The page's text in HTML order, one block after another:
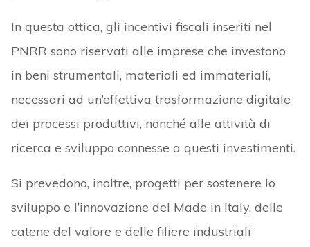
In questa ottica, gli incentivi fiscali inseriti nel
PNRR sono riservati alle imprese che investono
in beni strumentali, materiali ed immateriali,
necessari ad un’effettiva trasformazione digitale
dei processi produttivi, nonché alle attività di
ricerca e sviluppo connesse a questi investimenti.
Si prevedono, inoltre, progetti per sostenere lo
sviluppo e l’innovazione del Made in Italy, delle
catene del valore e delle filiere industriali